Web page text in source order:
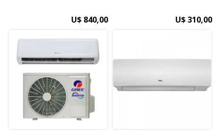
U$ 840,00 U$ 310,00